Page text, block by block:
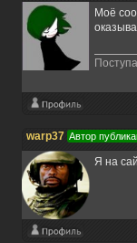
Моё
warp37 Автор
Я на